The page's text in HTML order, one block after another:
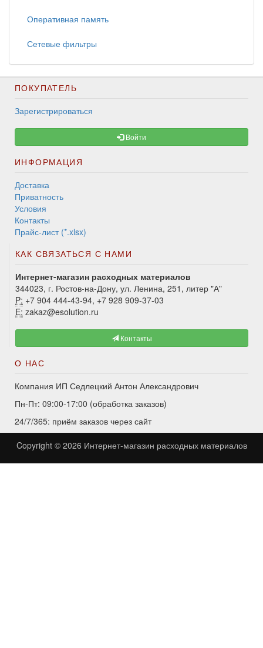
Оперативная память
Сетевые фильтры
ПОКУПАТЕЛЬ
Зарегистрироваться
Войти
ИНФОРМАЦИЯ
Доставка
Приватность
Условия
Контакты
Прайс-лист (*.xlsx)
КАК СВЯЗАТЬСЯ С НАМИ
Интернет-магазин расходных материалов
344023, г. Ростов-на-Дону, ул. Ленина, 251, литер "А"
P: +7 904 444-43-94, +7 928 909-37-03
E: zakaz@esolution.ru
Контакты
О НАС
Компания ИП Седлецкий Антон Александрович
Пн-Пт: 09:00-17:00 (обработка заказов)
24/7/365: приём заказов через сайт
Copyright © 2026 Интернет-магазин расходных материалов